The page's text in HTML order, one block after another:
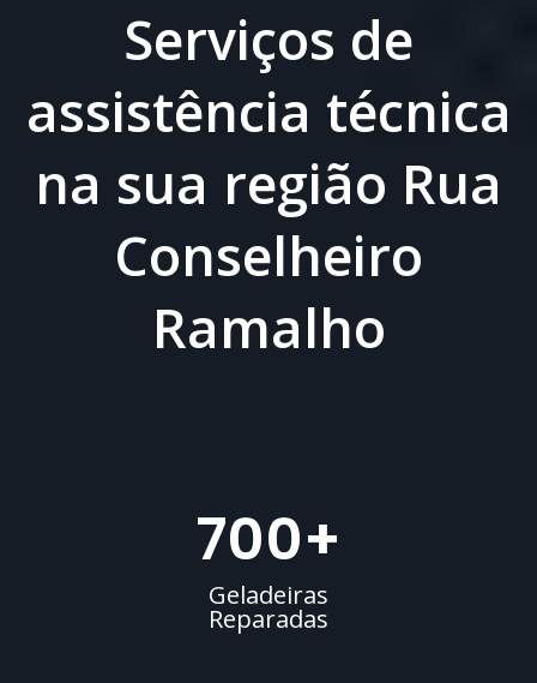
Serviços de
assistência técnica
na sua região Rua
Conselheiro
Ramalho
700+
Geladeiras
Reparadas